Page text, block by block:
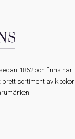
1862 och finns här
sortiment av klockor